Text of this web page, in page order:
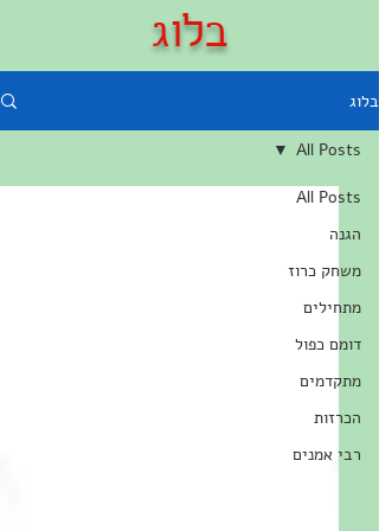
בלוג
בלוג
All Posts
הגנה
משחק כרוז
מתחילים
דומם כפול
מתקדמים
הכרזות
רבי אמנים
All Posts